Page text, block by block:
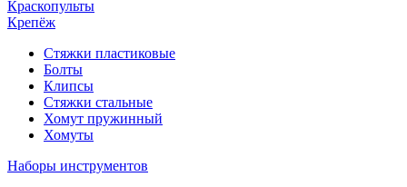
Краскопульты
Крепёж
Стяжки пластиковые
Болты
Клипсы
Стяжки стальные
Хомут пружинный
Хомуты
Наборы инструментов